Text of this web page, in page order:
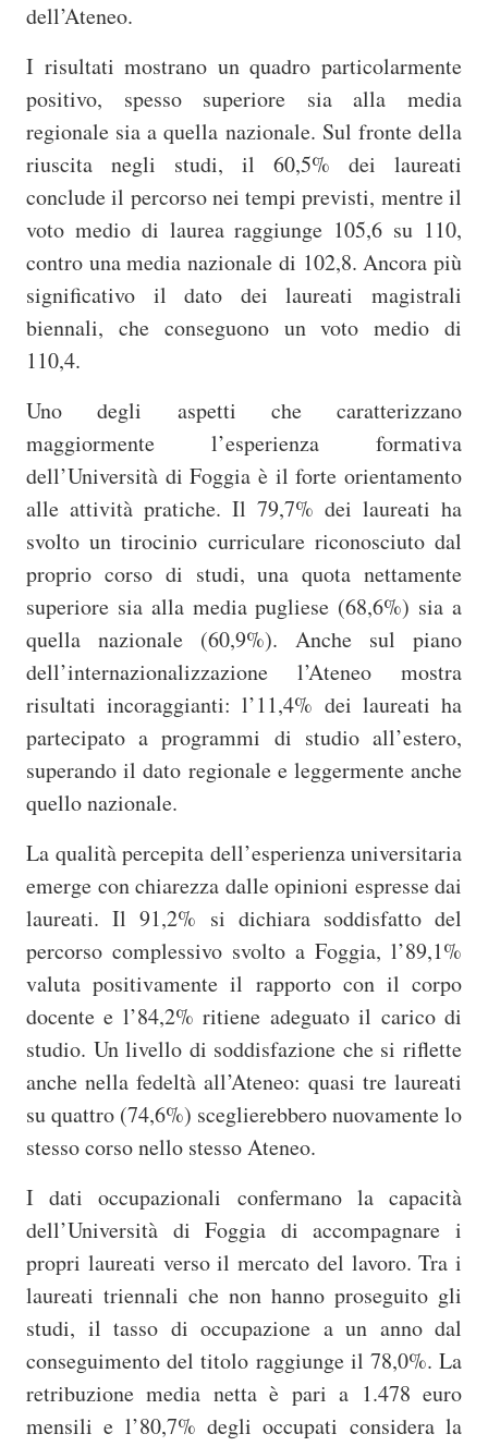
dell’Ateneo.
I risultati mostrano un quadro particolarmente
positivo, spesso superiore sia alla media
regionale sia a quella nazionale. Sul fronte della
riuscita negli studi, il 60,5% dei laureati
conclude il percorso nei tempi previsti, mentre il
voto medio di laurea raggiunge 105,6 su 110,
contro una media nazionale di 102,8. Ancora più
significativo il dato dei laureati magistrali
biennali, che conseguono un voto medio di
110,4.
Uno degli aspetti che caratterizzano
maggiormente l’esperienza formativa
dell’Università di Foggia è il forte orientamento
alle attività pratiche. Il 79,7% dei laureati ha
svolto un tirocinio curriculare riconosciuto dal
proprio corso di studi, una quota nettamente
superiore sia alla media pugliese (68,6%) sia a
quella nazionale (60,9%). Anche sul piano
dell’internazionalizzazione l’Ateneo mostra
risultati incoraggianti: l’11,4% dei laureati ha
partecipato a programmi di studio all’estero,
superando il dato regionale e leggermente anche
quello nazionale.
La qualità percepita dell’esperienza universitaria
emerge con chiarezza dalle opinioni espresse dai
laureati. Il 91,2% si dichiara soddisfatto del
percorso complessivo svolto a Foggia, l’89,1%
valuta positivamente il rapporto con il corpo
docente e l’84,2% ritiene adeguato il carico di
studio. Un livello di soddisfazione che si riflette
anche nella fedeltà all’Ateneo: quasi tre laureati
su quattro (74,6%) sceglierebbero nuovamente lo
stesso corso nello stesso Ateneo.
I dati occupazionali confermano la capacità
dell’Università di Foggia di accompagnare i
propri laureati verso il mercato del lavoro. Tra i
laureati triennali che non hanno proseguito gli
studi, il tasso di occupazione a un anno dal
conseguimento del titolo raggiunge il 78,0%. La
retribuzione media netta è pari a 1.478 euro
mensili e l’80,7% degli occupati considera la